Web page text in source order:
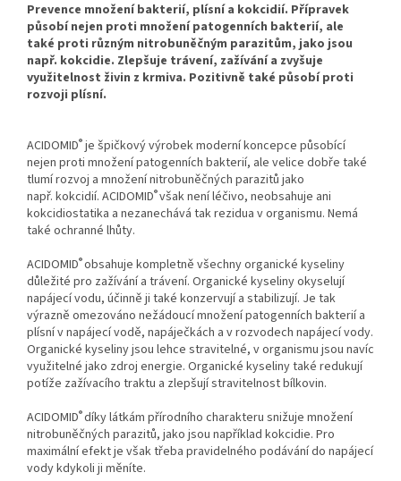
Prevence množení bakterií, plísní a kokcidií. Přípravek
působí nejen proti množení patogenních bakterií, ale
také proti různým nitrobuněčným parazitům, jako jsou
např. kokcidie. Zlepšuje trávení, zažívání a zvyšuje
využitelnost živin z krmiva. Pozitivně také působí proti
rozvoji plísní.
ACIDOMID® je špičkový výrobek moderní koncepce působící
nejen proti množení patogenních bakterií, ale velice dobře také
tlumí rozvoj a množení nitrobuněčných parazitů jako
např. kokcidií. ACIDOMID®však není léčivo, neobsahuje ani
kokcidiostatika a nezanechává tak rezidua v organismu. Nemá
také ochranné lhůty.
ACIDOMID®obsahuje kompletně všechny organické kyseliny
důležité pro zažívání a trávení. Organické kyseliny okyselují
napájecí vodu, účinně ji také konzervují a stabilizují. Je tak
výrazně omezováno nežádoucí množení patogenních bakterií a
plísní v napájecí vodě, napáječkách a v rozvodech napájecí vody.
Organické kyseliny jsou lehce stravitelné, v organismu jsou navíc
využitelné jako zdroj energie. Organické kyseliny také redukují
potíže zažívacího traktu a zlepšují stravitelnost bílkovin.
ACIDOMID®díky látkám přírodního charakteru snižuje množení
nitrobuněčných parazitů, jako jsou například kokcidie. Pro
maximální efekt je však třeba pravidelného podávání do napájecí
vody kdykoli ji měníte.